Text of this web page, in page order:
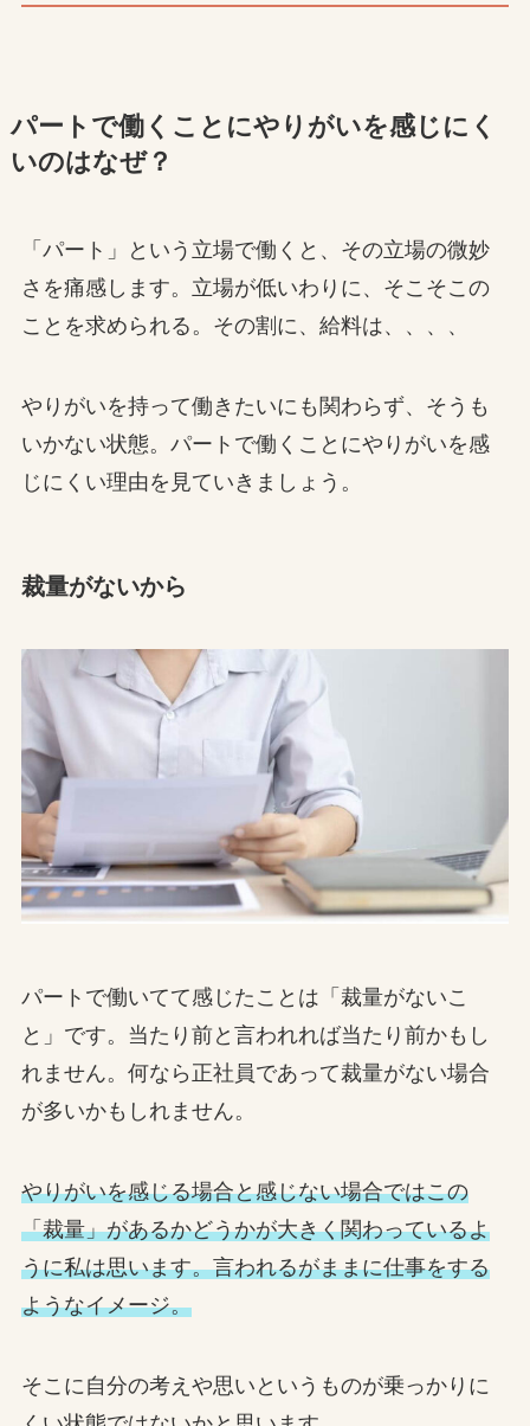
パートで働くことにやりがいを感じにく
いのはなぜ？
「パート」という立場で働くと、その立場の微妙
さを痛感します。立場が低いわりに、そこそこの
ことを求められる。その割に、給料は、、、、
やりがいを持って働きたいにも関わらず、そうも
いかない状態。パートで働くことにやりがいを感
じにくい理由を見ていきましょう。
裁量がないから
パートで働いてて感じたことは「裁量がないこ
と」です。当たり前と言われれば当たり前かもし
れません。何なら正社員であって裁量がない場合
が多いかもしれません。
やりがいを感じる場合と感じない場合ではこの
「裁量」があるかどうかが大きく関わっているよ
うに私は思います。言われるがままに仕事をする
ようなイメージ。
そこに自分の考えや思いというものが乗っかりに